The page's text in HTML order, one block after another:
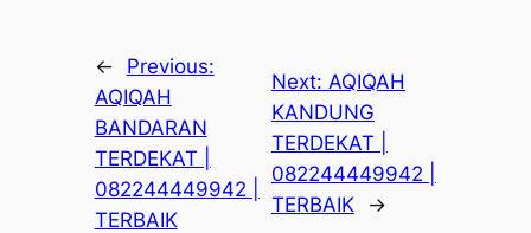
←
Previous:
AQIQAH
BANDARAN
TERDEKAT |
082244449942 |
TERBAIK
Next: AQIQAH
KANDUNG
TERDEKAT |
082244449942 |
TERBAIK
→